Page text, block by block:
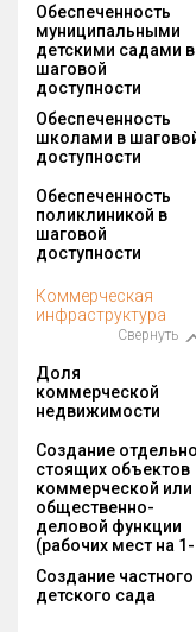
Обеспеченность
муниципальными
детскими садами в
шаговой
доступности
Обеспеченность
школами в
доступности
Обеспеченность
поликлиникой в
шаговой
доступности
Коммерческая
инфраструктура
Свернуть
Доля
коммерческой
недвижимости
Создание отдельно
стоящих объектов
коммерческой или
общественно-
деловой функции
(рабочих мест на 1-
Создание частного
детского сада